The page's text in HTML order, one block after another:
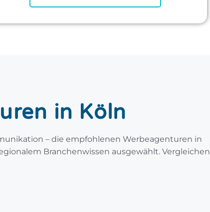
in Köln
– die empfohlenen Werbeagenturen in
Branchenwissen ausgewählt. Vergleichen